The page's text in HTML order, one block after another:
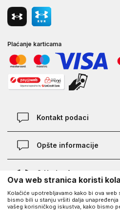
Plaćanje karticama
Kontakt podaci
Kontakt
Opšte informacije
Provjera statusa porudžbine
Najčešća pitanja
O Under Armour-u
O nama - priča o UA
UA Social
Ova web stranica koristi
Kolačiće upotrebljavamo kako bi ova web
bismo bili u stanju vršiti dalja
vašeg korisničkog iskustva, kako bismo